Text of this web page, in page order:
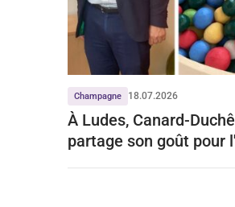
Champagne 18.07.2026
À Ludes, Canard-
partage son goût pour